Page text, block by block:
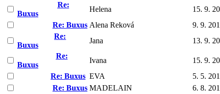
Re:
Buxus
Helena
15. 9.
Re: Buxus Alena Reková
9. 9.
Re:
Buxus
Jana
13. 9.
Re:
Buxus
Ivana
15. 9.
Re: Buxus EVA
5. 5.
Re: Buxus MADELAIN
6. 8.